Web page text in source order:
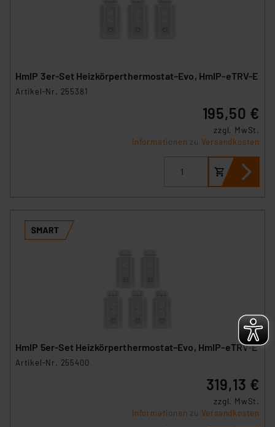
HmIP 3er-Set Heizkörperthermostat–Evo, HmIP-eTRV-E
Artikel-Nr. 255381
195,50 €
zzgl. MwSt.
Informationen zu Versandkosten
HmIP 5er-Set Heizkörperthermostat–Evo, HmIP-eTRV-E
Artikel-Nr. 255400
319,13 €
zzgl. MwSt.
Informationen zu Versandkosten